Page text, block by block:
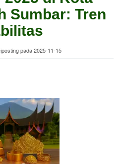
Sumbar: Tren
pada2025-11-15